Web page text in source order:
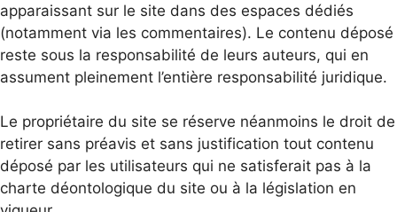
apparaissant sur le site dans des espaces dédiés
(notamment via les commentaires). Le contenu déposé
reste sous la responsabilité de leurs auteurs, qui en
assument pleinement l’entière responsabilité juridique.
Le propriétaire du site se réserve néanmoins le droit de
retirer sans préavis et sans justification tout contenu
déposé par les utilisateurs qui ne satisferait pas à la
charte déontologique du site ou à la législation en